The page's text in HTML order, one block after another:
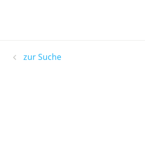
zur Suche